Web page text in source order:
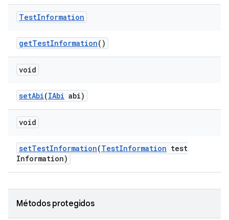
TestInformation
getTestInformation()
void
setAbi(IAbi abi)
void
setTestInformation(TestInformation test
Information)
Métodos protegidos